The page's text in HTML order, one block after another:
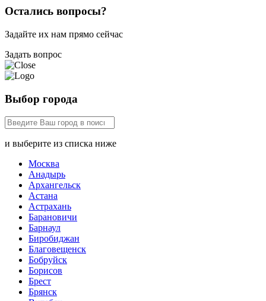
Остались вопросы?
Задайте их нам прямо сейчас
Задать вопрос
Выбор города
и выберите из списка ниже
Москва
Анадырь
Архангельск
Астана
Астрахань
Барановичи
Барнаул
Биробиджан
Благовещенск
Бобруйск
Борисов
Брест
Брянск